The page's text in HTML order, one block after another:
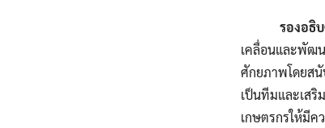
รองอธิบดีก
เคลื่อนและพัฒน
ศักยภาพโดยสนั
เป็นทีมและเสริ
เกษตรกรให้มี